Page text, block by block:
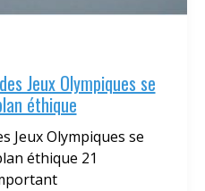
Jeux Olympiques se
éthique
Jeux Olympiques se
éthique 21